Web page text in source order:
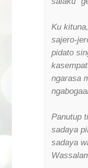
Ku
sajero-
pidato
ngarasa
Panutup
sadaya
sadaya